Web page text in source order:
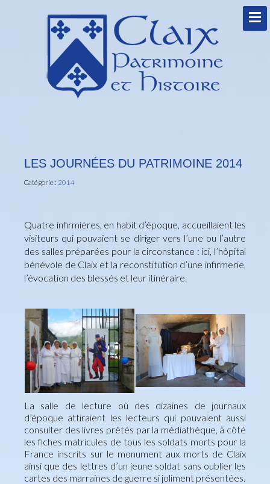
LES JOURNÉES DU PATRIMOINE 2014
Catégorie : 2014
Quatre infirmières, en habit d’époque, accueillaient les
visiteurs qui pouvaient se diriger vers l’une ou l’autre
des salles préparées pour la circonstance : ici, l’hôpital
bénévole de Claix et la reconstitution d’une infirmerie,
l’évocation des blessés et leur itinéraire.
La salle de lecture où des dizaines de journaux
d’époque attiraient les lecteurs qui pouvaient aussi
consulter des livres prêtés par la médiathèque, à côté
les fiches matricules de tous les soldats morts pour la
France inscrits sur le monument aux morts de Claix
ainsi que des lettres d’un jeune soldat sans oublier les
cartes des marraines de guerre si joliment présentées.